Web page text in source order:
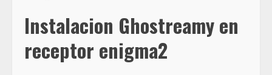
Instalacion Ghostreamy en
receptor enigma2